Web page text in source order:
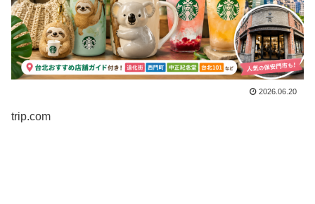
2026.06.20
trip.com